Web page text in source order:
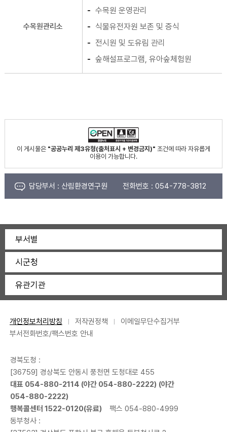
수목원관리소
수목원 운영관리
식물유전자원 보존 및 증식
전시원 및 도유림 관리
숲해설프로그램, 유아숲체험원
이 게시물은 "공공누리 제3유형(출처표시 + 변경금지)" 조건에 따라 자유롭게
이용이 가능합니다.
담당부서 : 산림환경연구원 전화번호 : 054-778-3812
부서별
시군청
유관기관
개인정보처리방침 저작권정책
이메일무단수집거부
부서전화번호/팩스번호 안내
경북도청 :
[36759] 경상북도 안동시 풍천면 도청대로 455
대표 054-880-2114 (야간 054-880-2222) (야간
054-880-2222)
행복콜센터 1522-0120(유료)
팩스 054-880-4999
동부청사 :